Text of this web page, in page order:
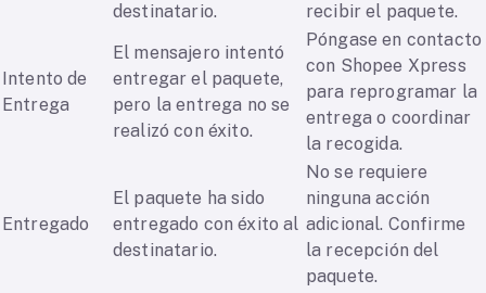
destinatario.
recibir el paquete.
Intento de
Entrega
El mensajero intentó
entregar el paquete,
pero la entrega no se
realizó con éxito.
Póngase en contacto
con Shopee Xpress
para reprogramar la
entrega o coordinar
la recogida.
Entregado
El paquete ha sido
entregado con éxito al
destinatario.
No se requiere
ninguna acción
adicional. Confirme
la recepción del
paquete.